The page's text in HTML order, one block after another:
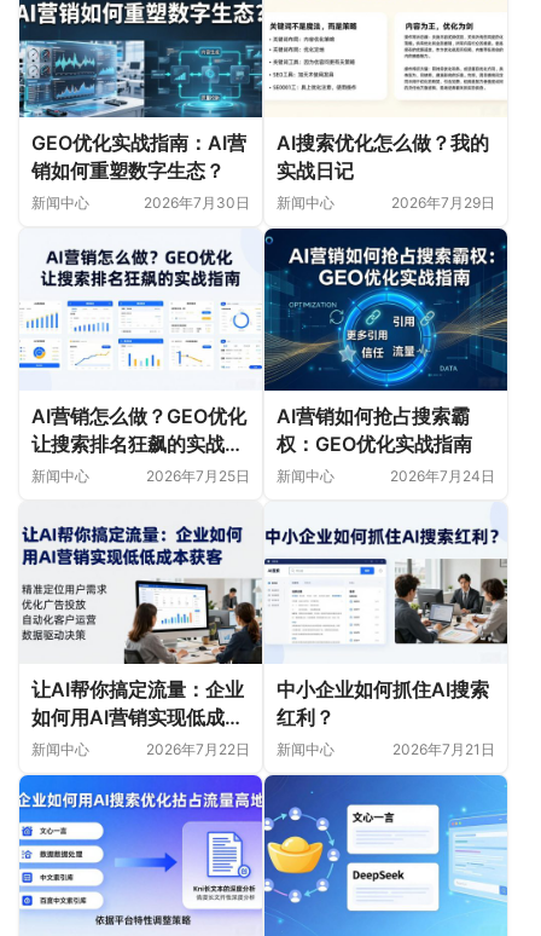
GEO优化实战指南：AI营
销如何重塑数字生态？
新闻中心 2026年7月30日
AI搜索优化怎么做？我的
实战日记
新闻中心 2026年7月29日
AI营销怎么做？GEO优化
让搜索排名狂飙的实战指
南
新闻中心 2026年7月25日
AI营销如何抢占搜索霸
权：GEO优化实战指南
新闻中心 2026年7月24日
让AI帮你搞定流量：企业
如何用AI营销实现低成本
获客
新闻中心 2026年7月22日
中小企业如何抓住AI搜索
红利？
新闻中心 2026年7月21日